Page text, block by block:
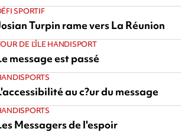
SPORTIF
Turpin rame vers La Réunion
DE L'ÎLE HANDISPORT
message est passé
au c?ur du message
Messagers de l'espoir